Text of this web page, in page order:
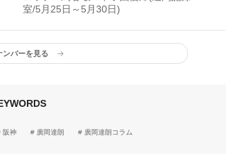
室/5月25日～5月30日)
ンバーを見る
阪神 廣岡達朗 廣岡達朗コラム